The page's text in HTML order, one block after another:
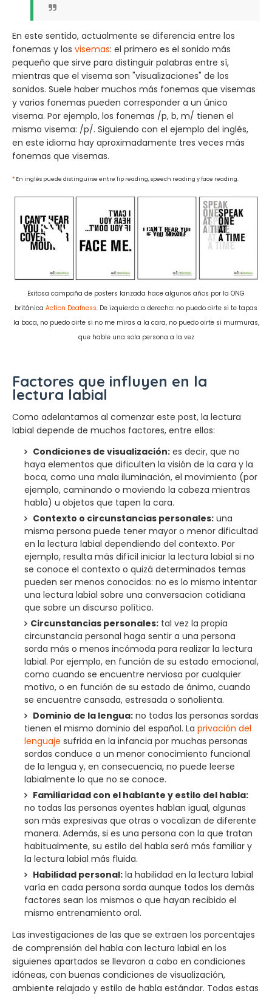
En este sentido, actualmente se diferencia entre los
fonemas y los visemas: el primero es el sonido más
pequeño que sirve para distinguir palabras entre sí,
mientras que el visema son "visualizaciones" de los
sonidos. Suele haber muchos más fonemas que visemas
y varios fonemas pueden corresponder a un único
visema. Por ejemplo, los fonemas /p, b, m/ tienen el
mismo visema: /p/. Siguiendo con el ejemplo del inglés,
en este idioma hay aproximadamente tres veces más
fonemas que visemas.
* En inglés puede distinguirse entre lip reading, speech reading y face reading.
Exitosa campaña de posters lanzada hace algunos años por la ONG
británica Action Deafness. De izquierda a derecha: no puedo oirte si te tapas
la boca, no puedo oirte si no me miras a la cara, no puedo oirte si murmuras,
que hable una sola persona a la vez
Factores que influyen en la
lectura labial
Como adelantamos al comenzar este post, la lectura
labial depende de muchos factores, entre ellos:
Condiciones de visualización: es decir, que no
haya elementos que dificulten la visión de la cara y la
boca, como una mala iluminación, el movimiento (por
ejemplo, caminando o moviendo la cabeza mientras
habla) u objetos que tapen la cara.
Contexto o circunstancias personales: una
misma persona puede tener mayor o menor dificultad
en la lectura labial dependiendo del contexto. Por
ejemplo, resulta más difícil iniciar la lectura labial si no
se conoce el contexto o quizá determinados temas
pueden ser menos conocidos: no es lo mismo intentar
una lectura labial sobre una conversacion cotidiana
que sobre un discurso político.
Circunstancias personales: tal vez la propia
circunstancia personal haga sentir a una persona
sorda más o menos incómoda para realizar la lectura
labial. Por ejemplo, en función de su estado emocional,
como cuando se encuentre nerviosa por cualquier
motivo, o en función de su estado de ánimo, cuando
se encuentre cansada, estresada o soñolienta.
Dominio de la lengua: no todas las personas sordas
tienen el mismo dominio del español. La privación del
lenguaje sufrida en la infancia por muchas personas
sordas conduce a un menor conocimiento funcional
de la lengua y, en consecuencia, no puede leerse
labialmente lo que no se conoce.
Familiaridad con el hablante y estilo del habla:
no todas las personas oyentes hablan igual, algunas
son más expresivas que otras o vocalizan de diferente
manera. Además, si es una persona con la que tratan
habitualmente, su estilo del habla será más familiar y
la lectura labial más fluida.
Habilidad personal: la habilidad en la lectura labial
varía en cada persona sorda aunque todos los demás
factores sean los mismos o que hayan recibido el
mismo entrenamiento oral.
Las investigaciones de las que se extraen los porcentajes
de comprensión del habla con lectura labial en los
siguienes apartados se llevaron a cabo en condiciones
idóneas, con buenas condiciones de visualización,
ambiente relajado y estilo de habla estándar. Todas estas